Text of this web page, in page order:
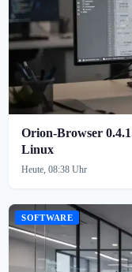
Orion-Browser
Linux
Heute, 08:38 Uhr
SOFTWARE